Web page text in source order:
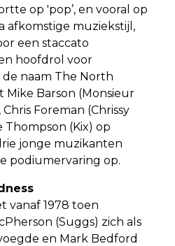
op 'pop’, en vooral op
afkomstige muziekstijl,
een staccato
hoofdrol voor
naam The North
Mike Barson (Monsieur
Foreman (Chrissy
Thompson (Kix) op
jonge muzikanten
podiumervaring op.
vanaf 1978 toen
(Suggs) zich als
en Mark Bedford